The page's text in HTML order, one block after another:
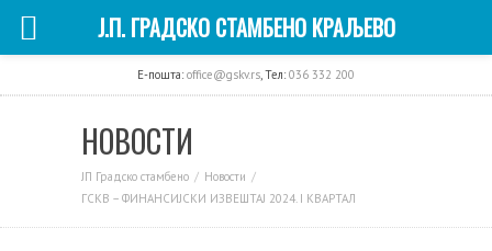
E-пошта: office@gskv.rs, Тел: 036 332 200
НОВОСТИ
ЈП Градско стамбено
Новости
ГСКВ – ФИНАНСИЈСКИ ИЗВЕШТАЈ 2024. I КВАРТАЛ
Ј.П. ГРАДСКО СТАМБЕНО КРАЉЕВО